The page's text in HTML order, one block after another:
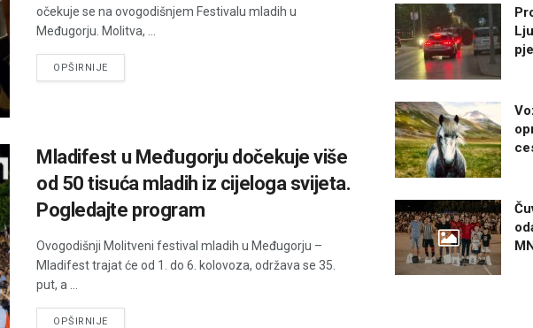
očekuje se na ovogodišnjem Festivalu mladih u
Međugorju. Molitva, ...
OPŠIRNIJEDETAILS
Mladifest u Međugorju dočekuje više
od 50 tisuća mladih iz cijeloga svijeta.
Pogledajte program
Ovogodišnji Molitveni festival mladih u Međugorju –
Mladifest trajat će od 1. do 6. kolovoza, održava se 35.
put, a ...
OPŠIRNIJEDETAILS